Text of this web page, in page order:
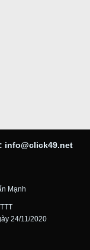
info@click49.net
Mạnh
24/11/2020